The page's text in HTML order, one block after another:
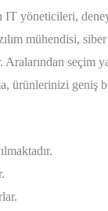
yöneticileri,
mühendisi,
Aralarından seçim
ürünlerinizi geniş